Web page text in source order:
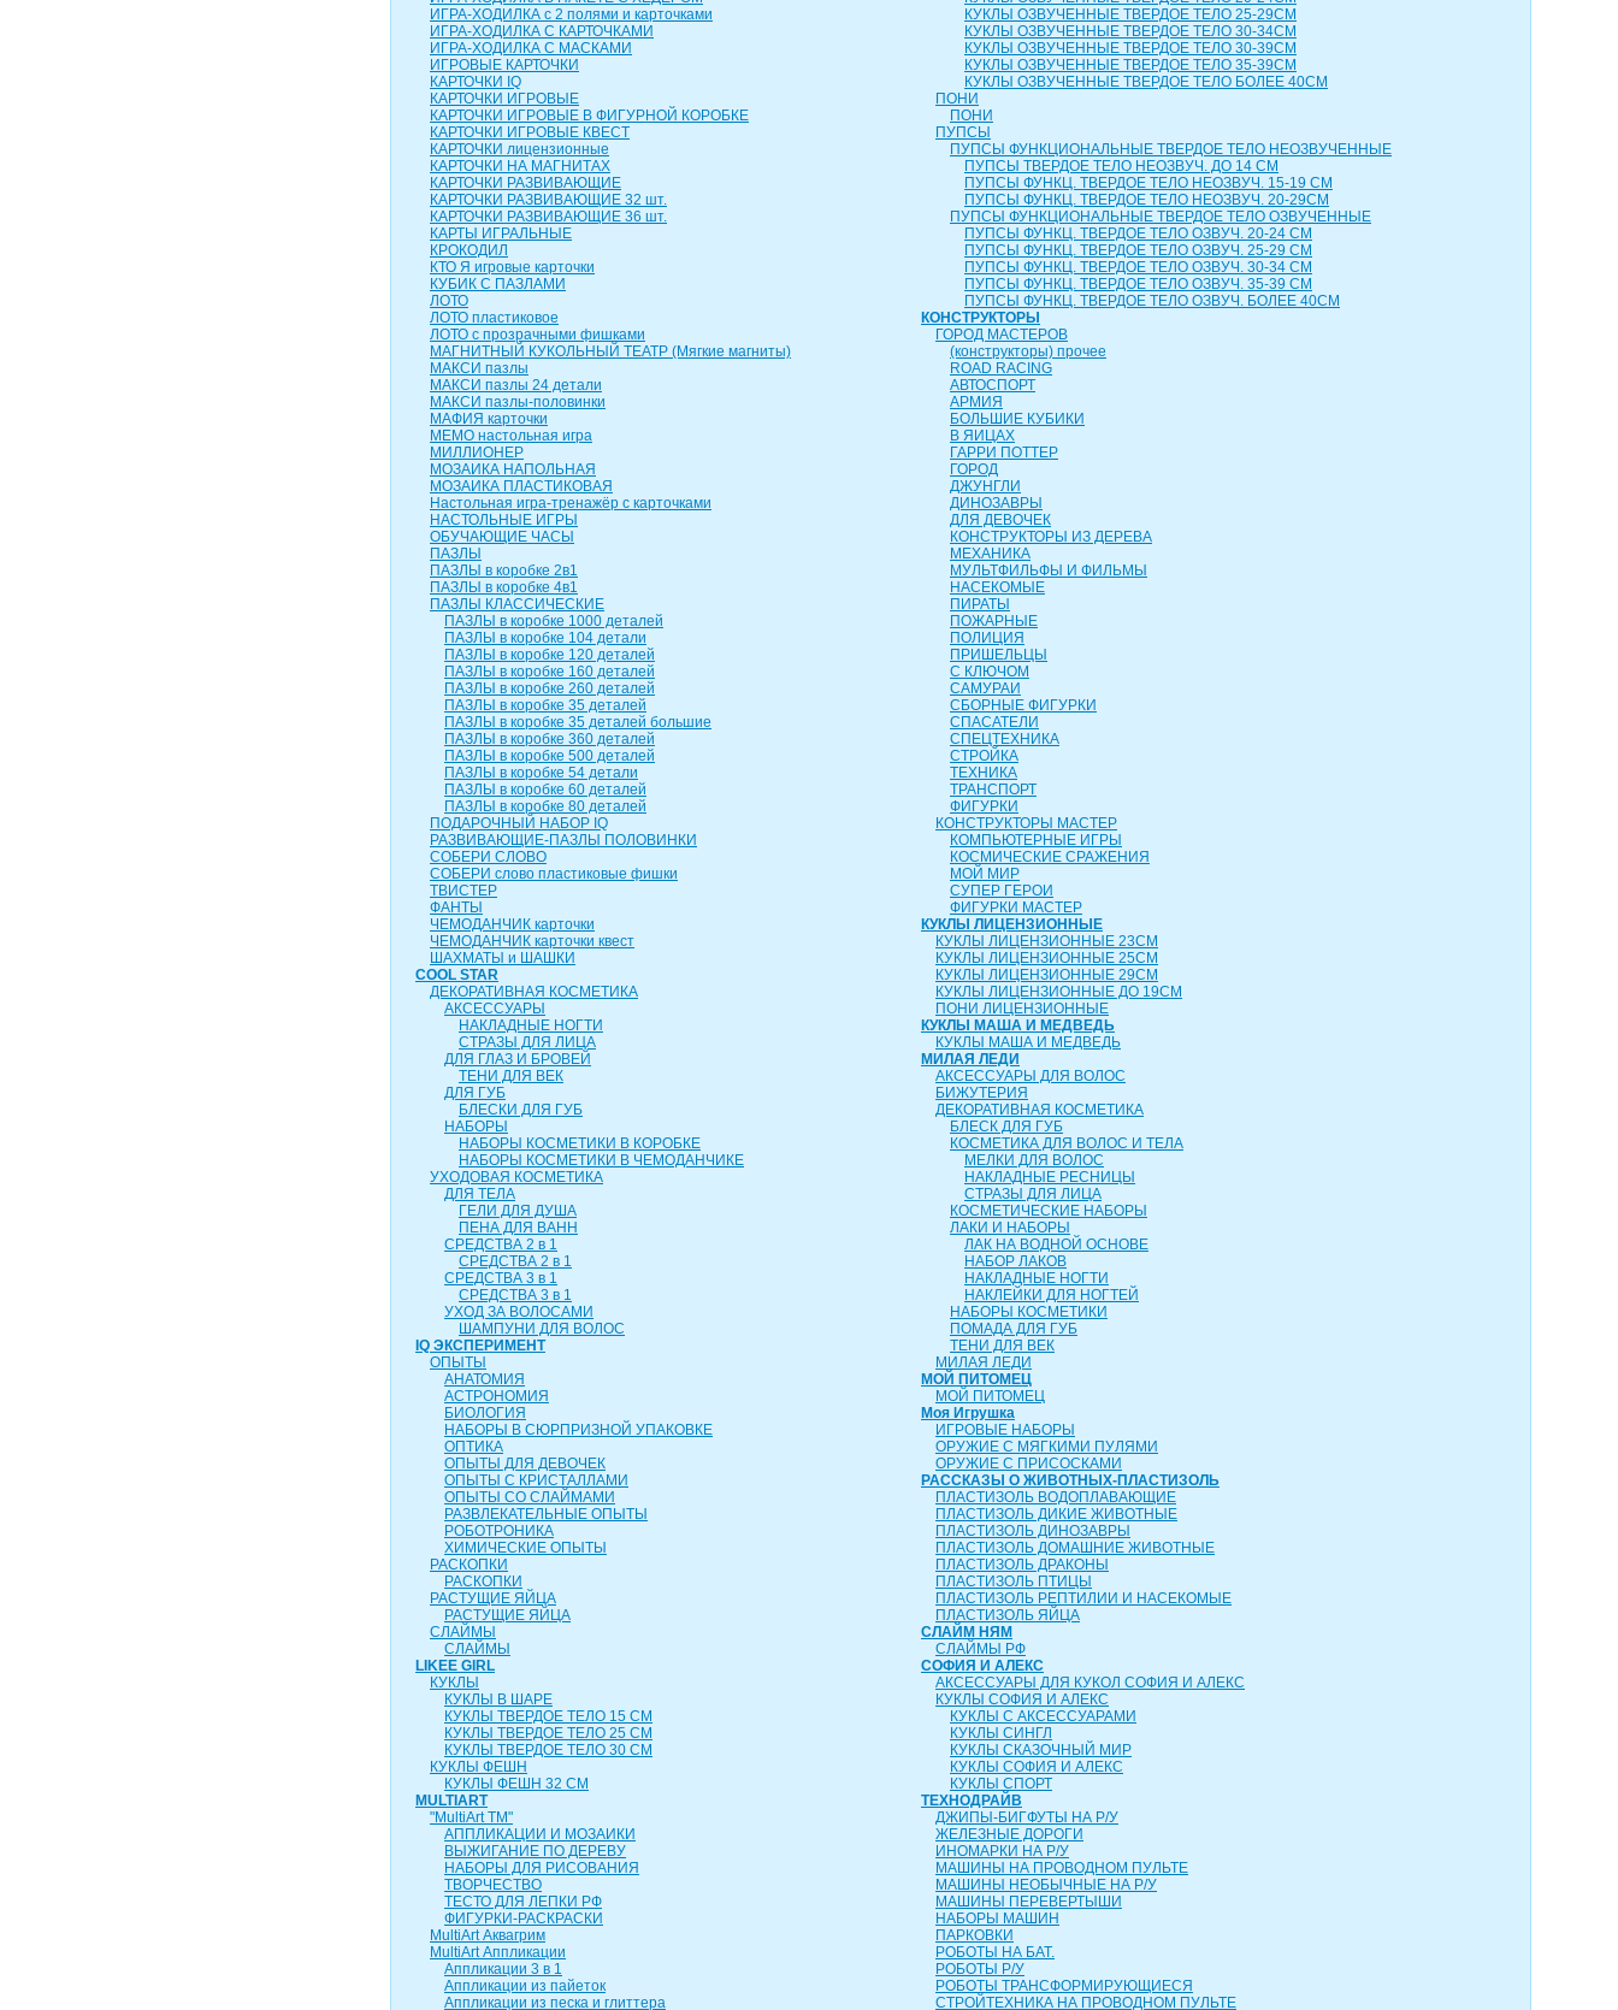
ИГРА-ХОДИЛКА с 2 полями и карточками
ИГРА-ХОДИЛКА С КАРТОЧКАМИ
ИГРА-ХОДИЛКА С МАСКАМИ
ИГРОВЫЕ КАРТОЧКИ
КАРТОЧКИ IQ
КАРТОЧКИ ИГРОВЫЕ
КАРТОЧКИ ИГРОВЫЕ В ФИГУРНОЙ КОРОБКЕ
КАРТОЧКИ ИГРОВЫЕ КВЕСТ
КАРТОЧКИ лицензионные
КАРТОЧКИ НА МАГНИТАХ
КАРТОЧКИ РАЗВИВАЮЩИЕ
КАРТОЧКИ РАЗВИВАЮЩИЕ 32 шт.
КАРТОЧКИ РАЗВИВАЮЩИЕ 36 шт.
КАРТЫ ИГРАЛЬНЫЕ
КРОКОДИЛ
КТО Я игровые карточки
КУБИК С ПАЗЛАМИ
ЛОТО
ЛОТО пластиковое
ЛОТО с прозрачными фишками
МАГНИТНЫЙ КУКОЛЬНЫЙ ТЕАТР (Мягкие магниты)
МАКСИ пазлы
МАКСИ пазлы 24 детали
МАКСИ пазлы-половинки
МАФИЯ карточки
МЕМО настольная игра
МИЛЛИОНЕР
МОЗАИКА НАПОЛЬНАЯ
МОЗАИКА ПЛАСТИКОВАЯ
Настольная игра-тренажёр с карточками
НАСТОЛЬНЫЕ ИГРЫ
ОБУЧАЮЩИЕ ЧАСЫ
ПАЗЛЫ
ПАЗЛЫ в коробке 2в1
ПАЗЛЫ в коробке 4в1
ПАЗЛЫ КЛАССИЧЕСКИЕ
ПАЗЛЫ в коробке 1000 деталей
ПАЗЛЫ в коробке 104 детали
ПАЗЛЫ в коробке 120 деталей
ПАЗЛЫ в коробке 160 деталей
ПАЗЛЫ в коробке 260 деталей
ПАЗЛЫ в коробке 35 деталей
ПАЗЛЫ в коробке 35 деталей большие
ПАЗЛЫ в коробке 360 деталей
ПАЗЛЫ в коробке 500 деталей
ПАЗЛЫ в коробке 54 детали
ПАЗЛЫ в коробке 60 деталей
ПАЗЛЫ в коробке 80 деталей
ПОДАРОЧНЫЙ НАБОР IQ
РАЗВИВАЮЩИЕ-ПАЗЛЫ ПОЛОВИНКИ
СОБЕРИ СЛОВО
СОБЕРИ слово пластиковые фишки
ТВИСТЕР
ФАНТЫ
ЧЕМОДАНЧИК карточки
ЧЕМОДАНЧИК карточки квест
ШАХМАТЫ и ШАШКИ
COOL STAR
ДЕКОРАТИВНАЯ КОСМЕТИКА
АКСЕССУАРЫ
НАКЛАДНЫЕ НОГТИ
СТРАЗЫ ДЛЯ ЛИЦА
ДЛЯ ГЛАЗ И БРОВЕЙ
ТЕНИ ДЛЯ ВЕК
ДЛЯ ГУБ
БЛЕСКИ ДЛЯ ГУБ
НАБОРЫ
НАБОРЫ КОСМЕТИКИ В КОРОБКЕ
НАБОРЫ КОСМЕТИКИ В ЧЕМОДАНЧИКЕ
УХОДОВАЯ КОСМЕТИКА
ДЛЯ ТЕЛА
ГЕЛИ ДЛЯ ДУША
ПЕНА ДЛЯ ВАНН
СРЕДСТВА 2 в 1
СРЕДСТВА 2 в 1
СРЕДСТВА 3 в 1
СРЕДСТВА 3 в 1
УХОД ЗА ВОЛОСАМИ
ШАМПУНИ ДЛЯ ВОЛОС
IQ ЭКСПЕРИМЕНТ
ОПЫТЫ
АНАТОМИЯ
АСТРОНОМИЯ
БИОЛОГИЯ
НАБОРЫ В СЮРПРИЗНОЙ УПАКОВКЕ
ОПТИКА
ОПЫТЫ ДЛЯ ДЕВОЧЕК
ОПЫТЫ С КРИСТАЛЛАМИ
ОПЫТЫ СО СЛАЙМАМИ
РАЗВЛЕКАТЕЛЬНЫЕ ОПЫТЫ
РОБОТРОНИКА
ХИМИЧЕСКИЕ ОПЫТЫ
РАСКОПКИ
РАСКОПКИ
РАСТУЩИЕ ЯЙЦА
РАСТУЩИЕ ЯЙЦА
СЛАЙМЫ
СЛАЙМЫ
LIKEE GIRL
КУКЛЫ
КУКЛЫ В ШАРЕ
КУКЛЫ ТВЕРДОЕ ТЕЛО 15 СМ
КУКЛЫ ТВЕРДОЕ ТЕЛО 25 СМ
КУКЛЫ ТВЕРДОЕ ТЕЛО 30 СМ
КУКЛЫ ФЕШН
КУКЛЫ ФЕШН 32 СМ
MULTIART
"MultiArt ТМ"
АППЛИКАЦИИ И МОЗАИКИ
ВЫЖИГАНИЕ ПО ДЕРЕВУ
НАБОРЫ ДЛЯ РИСОВАНИЯ
ТВОРЧЕСТВО
ТЕСТО ДЛЯ ЛЕПКИ РФ
ФИГУРКИ-РАСКРАСКИ
MultiArt Аквагрим
MultiArt Аппликации
Аппликации 3 в 1
Аппликации из пайеток
Аппликации из песка и глиттера
КУКЛЫ ОЗВУЧЕННЫЕ ТВЕРДОЕ ТЕЛО 25-29СМ
КУКЛЫ ОЗВУЧЕННЫЕ ТВЕРДОЕ ТЕЛО 30-34СМ
КУКЛЫ ОЗВУЧЕННЫЕ ТВЕРДОЕ ТЕЛО 30-39СМ
КУКЛЫ ОЗВУЧЕННЫЕ ТВЕРДОЕ ТЕЛО 35-39СМ
КУКЛЫ ОЗВУЧЕННЫЕ ТВЕРДОЕ ТЕЛО БОЛЕЕ 40СМ
ПОНИ
ПОНИ
ПУПСЫ
ПУПСЫ ФУНКЦИОНАЛЬНЫЕ ТВЕРДОЕ ТЕЛО НЕОЗВУЧЕННЫЕ
ПУПСЫ ТВЕРДОЕ ТЕЛО НЕОЗВУЧ. ДО 14 СМ
ПУПСЫ ФУНКЦ. ТВЕРДОЕ ТЕЛО НЕОЗВУЧ. 15-19 СМ
ПУПСЫ ФУНКЦ. ТВЕРДОЕ ТЕЛО НЕОЗВУЧ. 20-29СМ
ПУПСЫ ФУНКЦИОНАЛЬНЫЕ ТВЕРДОЕ ТЕЛО ОЗВУЧЕННЫЕ
ПУПСЫ ФУНКЦ. ТВЕРДОЕ ТЕЛО ОЗВУЧ. 20-24 СМ
ПУПСЫ ФУНКЦ. ТВЕРДОЕ ТЕЛО ОЗВУЧ. 25-29 СМ
ПУПСЫ ФУНКЦ. ТВЕРДОЕ ТЕЛО ОЗВУЧ. 30-34 СМ
ПУПСЫ ФУНКЦ. ТВЕРДОЕ ТЕЛО ОЗВУЧ. 35-39 СМ
ПУПСЫ ФУНКЦ. ТВЕРДОЕ ТЕЛО ОЗВУЧ. БОЛЕЕ 40СМ
КОНСТРУКТОРЫ
ГОРОД МАСТЕРОВ
(конструкторы) прочее
ROAD RACING
АВТОСПОРТ
АРМИЯ
БОЛЬШИЕ КУБИКИ
В ЯИЦАХ
ГАРРИ ПОТТЕР
ГОРОД
ДЖУНГЛИ
ДИНОЗАВРЫ
ДЛЯ ДЕВОЧЕК
КОНСТРУКТОРЫ ИЗ ДЕРЕВА
МЕХАНИКА
МУЛЬТФИЛЬФЫ И ФИЛЬМЫ
НАСЕКОМЫЕ
ПИРАТЫ
ПОЖАРНЫЕ
ПОЛИЦИЯ
ПРИШЕЛЬЦЫ
С КЛЮЧОМ
САМУРАИ
СБОРНЫЕ ФИГУРКИ
СПАСАТЕЛИ
СПЕЦТЕХНИКА
СТРОЙКА
ТЕХНИКА
ТРАНСПОРТ
ФИГУРКИ
КОНСТРУКТОРЫ МАСТЕР
КОМПЬЮТЕРНЫЕ ИГРЫ
КОСМИЧЕСКИЕ СРАЖЕНИЯ
МОЙ МИР
СУПЕР ГЕРОИ
ФИГУРКИ МАСТЕР
КУКЛЫ ЛИЦЕНЗИОННЫЕ
КУКЛЫ ЛИЦЕНЗИОННЫЕ 23СМ
КУКЛЫ ЛИЦЕНЗИОННЫЕ 25СМ
КУКЛЫ ЛИЦЕНЗИОННЫЕ 29СМ
КУКЛЫ ЛИЦЕНЗИОННЫЕ ДО 19СМ
ПОНИ ЛИЦЕНЗИОННЫЕ
КУКЛЫ МАША И МЕДВЕДЬ
КУКЛЫ МАША И МЕДВЕДЬ
МИЛАЯ ЛЕДИ
АКСЕССУАРЫ ДЛЯ ВОЛОС
БИЖУТЕРИЯ
ДЕКОРАТИВНАЯ КОСМЕТИКА
БЛЕСК ДЛЯ ГУБ
КОСМЕТИКА ДЛЯ ВОЛОС И ТЕЛА
МЕЛКИ ДЛЯ ВОЛОС
НАКЛАДНЫЕ РЕСНИЦЫ
СТРАЗЫ ДЛЯ ЛИЦА
КОСМЕТИЧЕСКИЕ НАБОРЫ
ЛАКИ И НАБОРЫ
ЛАК НА ВОДНОЙ ОСНОВЕ
НАБОР ЛАКОВ
НАКЛАДНЫЕ НОГТИ
НАКЛЕЙКИ ДЛЯ НОГТЕЙ
НАБОРЫ КОСМЕТИКИ
ПОМАДА ДЛЯ ГУБ
ТЕНИ ДЛЯ ВЕК
МИЛАЯ ЛЕДИ
МОЙ ПИТОМЕЦ
МОЙ ПИТОМЕЦ
Моя Игрушка
ИГРОВЫЕ НАБОРЫ
ОРУЖИЕ С МЯГКИМИ ПУЛЯМИ
ОРУЖИЕ С ПРИСОСКАМИ
РАССКАЗЫ О ЖИВОТНЫХ-ПЛАСТИЗОЛЬ
ПЛАСТИЗОЛЬ ВОДОПЛАВАЮЩИЕ
ПЛАСТИЗОЛЬ ДИКИЕ ЖИВОТНЫЕ
ПЛАСТИЗОЛЬ ДИНОЗАВРЫ
ПЛАСТИЗОЛЬ ДОМАШНИЕ ЖИВОТНЫЕ
ПЛАСТИЗОЛЬ ДРАКОНЫ
ПЛАСТИЗОЛЬ ПТИЦЫ
ПЛАСТИЗОЛЬ РЕПТИЛИИ И НАСЕКОМЫЕ
ПЛАСТИЗОЛЬ ЯЙЦА
СЛАЙМ НЯМ
СЛАЙМЫ РФ
СОФИЯ И АЛЕКС
АКСЕССУАРЫ ДЛЯ КУКОЛ СОФИЯ И АЛЕКС
КУКЛЫ СОФИЯ И АЛЕКС
КУКЛЫ С АКСЕССУАРАМИ
КУКЛЫ СИНГЛ
КУКЛЫ СКАЗОЧНЫЙ МИР
КУКЛЫ СОФИЯ И АЛЕКС
КУКЛЫ СПОРТ
ТЕХНОДРАЙВ
ДЖИПЫ-БИГФУТЫ НА Р/У
ЖЕЛЕЗНЫЕ ДОРОГИ
ИНОМАРКИ НА Р/У
МАШИНЫ НА ПРОВОДНОМ ПУЛЬТЕ
МАШИНЫ НЕОБЫЧНЫЕ НА Р/У
МАШИНЫ ПЕРЕВЕРТЫШИ
НАБОРЫ МАШИН
ПАРКОВКИ
РОБОТЫ НА БАТ.
РОБОТЫ Р/У
РОБОТЫ ТРАНСФОРМИРУЮЩИЕСЯ
СТРОЙТЕХНИКА НА ПРОВОДНОМ ПУЛЬТЕ